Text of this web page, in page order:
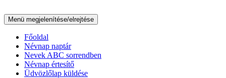
Menü megjelenítése/elrejtése
Főoldal
Névnap naptár
Nevek ABC sorrendben
Névnap értesítő
Üdvözlőlap küldése